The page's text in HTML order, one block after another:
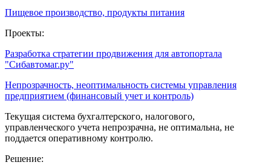
Пищевое производство, продукты питания
Проекты:
Разработка стратегии продвижения для автопортала
"Сибавтомаг.ру"
Непрозрачность, неоптимальность системы управления
предприятием (финансовый учет и контроль)
Текущая система бухгалтерского, налогового,
управленческого учета непрозрачна, не оптимальна, не
поддается оперативному контролю.
Решение: